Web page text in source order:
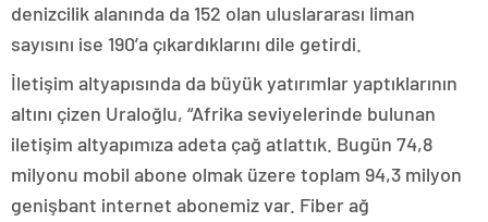
denizcilik alanında da 152 olan uluslararası liman
sayısını ise 190’a çıkardıklarını dile getirdi.
İletişim altyapısında da büyük yatırımlar yaptıklarının
altını çizen Uraloğlu, “Afrika seviyelerinde bulunan
iletişim altyapımıza adeta çağ atlattık. Bugün 74,8
milyonu mobil abone olmak üzere toplam 94,3 milyon
genişbant internet abonemiz var. Fiber ağ